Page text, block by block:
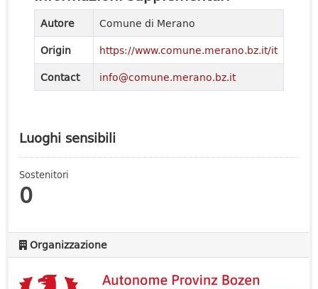
Luoghi sensibili
Sostenitori
0
Organizzazione
Autore
Comune di Merano
Origin
https://www.comune.merano.bz.it/it
Contact
info@comune.merano.bz.it